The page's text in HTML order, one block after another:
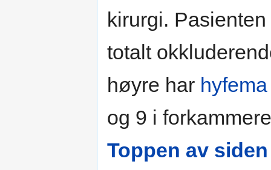
kirurgi.
totalt
høyre har hyfema
og 9 i
Toppen av siden